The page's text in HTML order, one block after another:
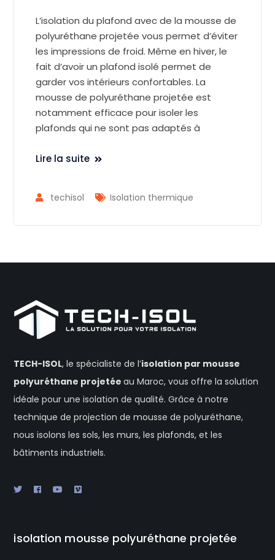
L’isolation du plafond avec de la mousse de
polyuréthane projetée vous permet d’éviter
les impressions de froid. Même en hiver, le
fait d’avoir un plafond isolé permet de
garder vos intérieurs confortables. La
mousse de polyuréthane projetée est
notamment efficace pour isoler les
plafonds qui ne sont pas adaptés à
Lire la suite
techisol Isolation thermique
TECH-ISOL, le spécialiste de l’isolation par mousse
polyuréthane projetéeau Maroc, vous offre la solution
idéale pour une isolation de qualité. Grâce à notre
technique de projection de mousse de polyuréthane,
nous isolons les sols, les murs, les plafonds, et les
bâtiments industriels.
isolation mousse polyuréthane projetée